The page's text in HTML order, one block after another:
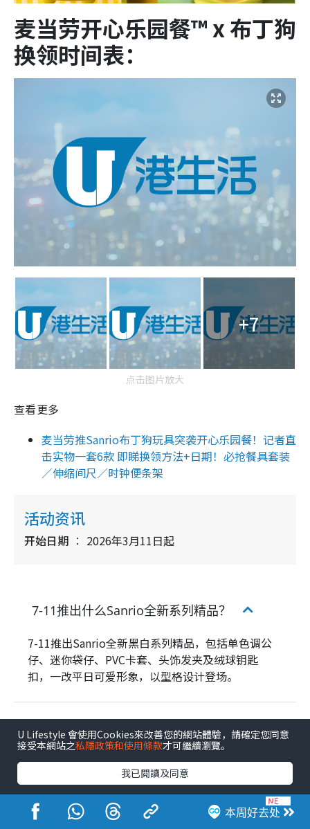
麦当劳开心乐园餐™ x 布丁狗
换领时间表：
+7
点击图片放大
查看更多
麦当劳推Sanrio布丁狗玩具突袭开心乐园餐！记者直
击实物一套6款 即睇换领方法+日期！必抢餐具套装
／伸缩间尺／时钟便条架
活动资讯
开始日期 2026年3月11日起
7-11推出什么Sanrio全新系列精品？
7-11推出Sanrio全新黑白系列精品，包括单色调公
仔、迷你袋仔、PVC卡套、头饰发夹及绒球钥匙
扣，一改平日可爱形象，以型格设计登场。
Snoopy迷你数码相机盲盒有什么特别之
处？
著数 购物优惠 时装服饰
潮流造型
本周好去处
U Lifestyle 會使用Cookies來改善您的網站體驗，請確定您同意
接受本網站之私隱政策和使用條款才可繼續瀏覽。
我已閱讀及同意